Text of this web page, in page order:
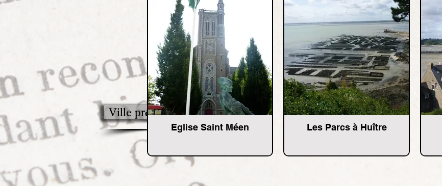
Ville précédente
Eglise Saint Méen Les Parcs à Huître